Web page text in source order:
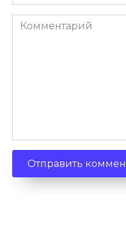
Комментарий